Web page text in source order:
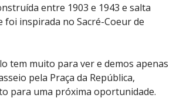
entre 1903 e 1943 e salta
foi inspirada no Sacré-Coeur de
tem muito para ver e demos apenas
pela Praça da República,
para uma próxima oportunidade.